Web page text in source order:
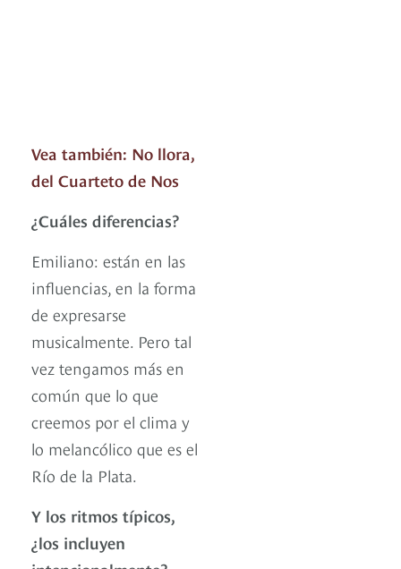
Vea también: No llora,
del Cuarteto de Nos
¿Cuáles diferencias?
Emiliano: están en las
influencias, en la forma
de expresarse
musicalmente. Pero tal
vez tengamos más en
común que lo que
creemos por el clima y
lo melancólico que es el
Río de la Plata.
Y los ritmos típicos,
¿los incluyen